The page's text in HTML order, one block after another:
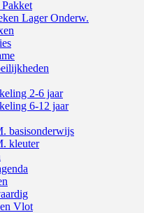
Lager Onderw.
2-6 jaar
6-12 jaar
basisonderwijs
kleuter
Vlot